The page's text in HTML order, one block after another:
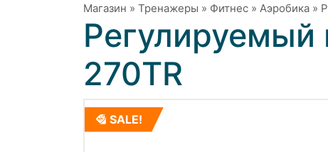
Магазин » Тренажеры » Фитнес » Аэробика »
Регулируемый
270TR
SALE!